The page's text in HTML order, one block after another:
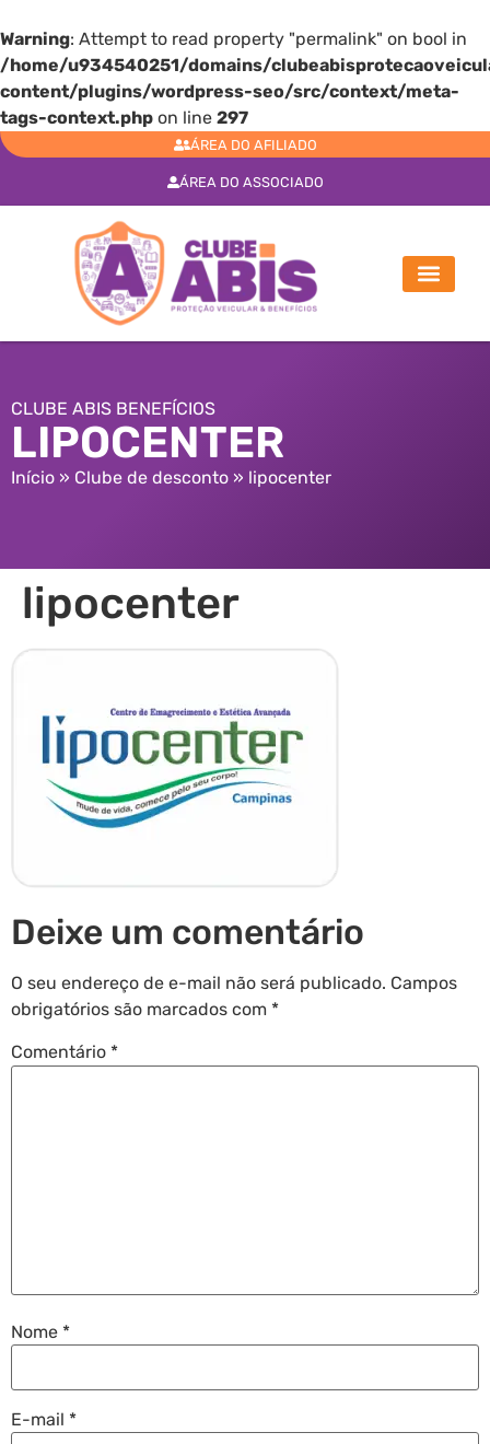
Warning: Attempt to read property "permalink" on bool in
/home/u934540251/domains/
content/plugins/wordpress-seo/src/context/meta-
tags-context.php on line 297
ÁREA DO AFILIADO
ÁREA DO ASSOCIADO
CLUBE ABIS BENEFÍCIOS
LIPOCENTER
Início » Clube de desconto » lipocenter
lipocenter
Deixe um comentário
O seu endereço de e-mail não será publicado. Campos
obrigatórios são marcados com *
Comentário *
Nome *
E-mail *